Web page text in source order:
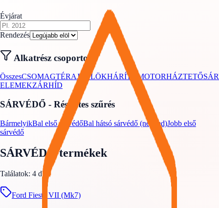
Évjárat
Rendezés
Alkatrész csoportok
ÖsszesCSOMAGTÉRAJTÓLÖKHÁRÍTÓ MOTORHÁZTETŐ
ELEMEKZÁRHÍD
SÁRVÉDŐ - Részletes szűrés
BármelyikBal első sárvédőBal hátsó sárvédő (negyed)Jobb első
sárvédő
SÁRVÉDŐ termékek
Találatok: 4 db
Ford Fiesta VII (Mk7)